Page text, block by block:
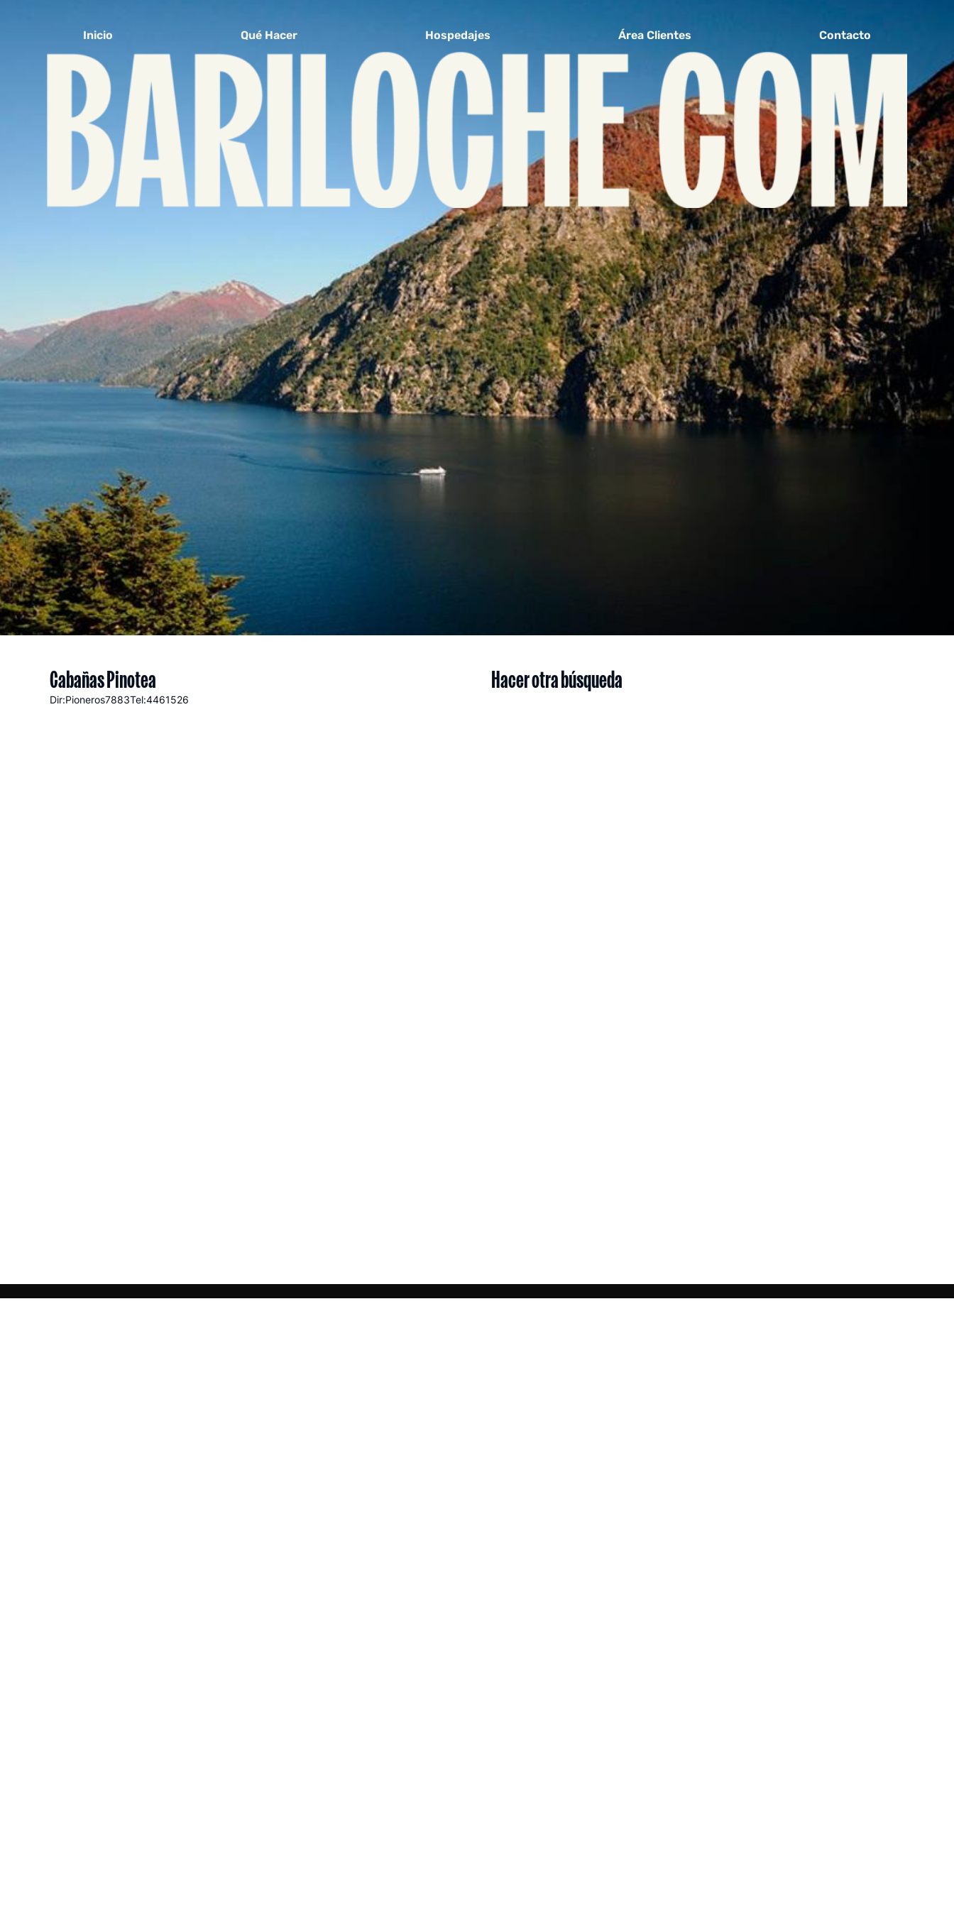
Inicio Qué Hacer Hospedajes Área Clientes Contacto
Cabañas Pinotea
Dir:Pioneros7883Tel:4461526
Hacer otra búsqueda